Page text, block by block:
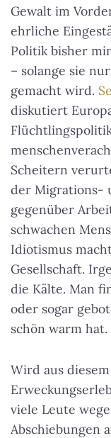
Gewalt im
ehrliche
Politik bisher
– solange sie
gemacht wird.
diskutiert
Scheitern
der Migrations-
gegenüber
schwachen
Idiotismus
Gesellschaft.
die Kälte. Man
oder sogar
schön warm hat.
Wird aus
viele Leute
Abschiebungen